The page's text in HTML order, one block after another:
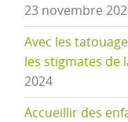
23 novembre
Avec les
les stigmates de
2024
Accueillir des